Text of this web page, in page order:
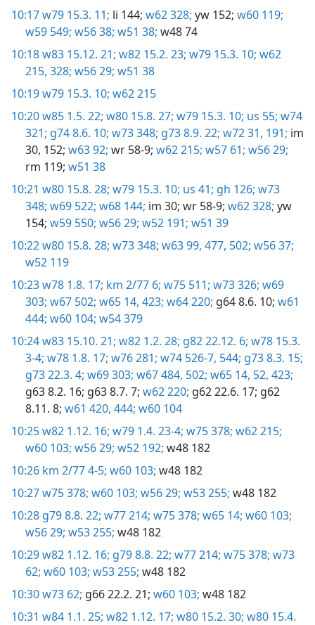
10:17w79 15.3. 11; li 144; w62 328; yw 152; w60 119;
w59 549; w56 38; w51 38; w48 74
10:18w83 15.12. 21; w82 15.2. 23; w79 15.3. 10; w62
215, 328; w56 29; w51 38
10:19w79 15.3. 10; w62 215
10:20w85 1.5. 22; w80 15.8. 27; w79 15.3. 10; us 55; w74
321; g74 8.6. 10; w73 348; g73 8.9. 22; w72 31, 191; im
30, 152; w63 92; wr 58-9; w62 215; w57 61; w56 29;
rm 119; w51 38
10:21 w80 15.8. 28; w79 15.3. 10; us 41; gh 126; w73
348; w69 522; w68 144; im 30; wr 58-9; w62 328; yw
154; w59 550; w56 29; w52 191; w51 39
10:22w80 15.8. 28; w73 348; w63 99, 477, 502; w56 37;
w52 119
10:23w78 1.8. 17; km 2/77 6; w75 511; w73 326; w69
303; w67 502; w65 14, 423; w64 220; g64 8.6. 10; w61
444; w60 104; w54 379
10:24w83 15.10. 21; w82 1.2. 28; g82 22.12. 6; w78 15.3.
3-4; w78 1.8. 17; w76 281; w74 526-7, 544; g73 8.3. 15;
g73 22.3. 4; w69 303; w67 484, 502; w65 14, 52, 423;
g63 8.2. 16; g63 8.7. 7; w62 220; g62 22.6. 17; g62
8.11. 8; w61 420, 444; w60 104
10:25w82 1.12. 16; w79 1.4. 23-4; w75 378; w62 215;
w60 103; w56 29; w52 192; w48 182
10:26 km 2/77 4-5; w60 103; w48 182
10:27w75 378; w60 103; w56 29; w53 255; w48 182
10:28 g79 8.8. 22; w77 214; w75 378; w65 14; w60 103;
w56 29; w53 255; w48 182
10:29w82 1.12. 16; g79 8.8. 22; w77 214; w75 378; w73
62; w60 103; w53 255; w48 182
10:30w73 62; g66 22.2. 21; w60 103; w48 182
10:31 w84 1.1. 25; w82 1.12. 17; w80 15.2. 30; w80 15.4.